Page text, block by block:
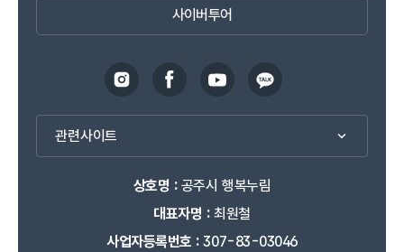
사이버투어
관련사이트
상호명 :공주시 행복누림
대표자명 :최원철
사업자등록번호 :307-83-03046